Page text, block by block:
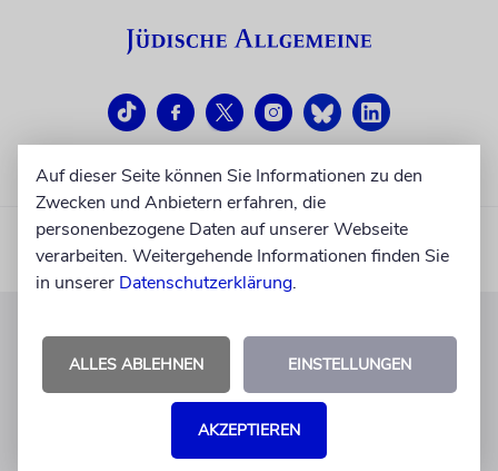
KUNDENSERVICE
+49 30 275833 0
Mo-Do 9-17 Uhr
Auf dieser Seite können Sie Informationen zu den
Zwecken und Anbietern erfahren, die
personenbezogene Daten auf unserer Webseite
verarbeiten. Weitergehende Informationen finden Sie
in unserer Datenschutzerklärung.
ALLES ABLEHNEN EINSTELLUNGEN
AKZEPTIEREN